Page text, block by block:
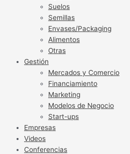
Suelos
Semillas
Envases/Packaging
Alimentos
Otras
Gestión
Mercados y Comercio
Financiamiento
Marketing
Modelos de Negocio
Start-ups
Empresas
Videos
Conferencias